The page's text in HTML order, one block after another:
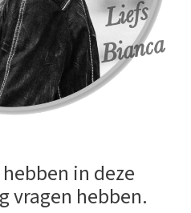
in deze
vragen hebben.